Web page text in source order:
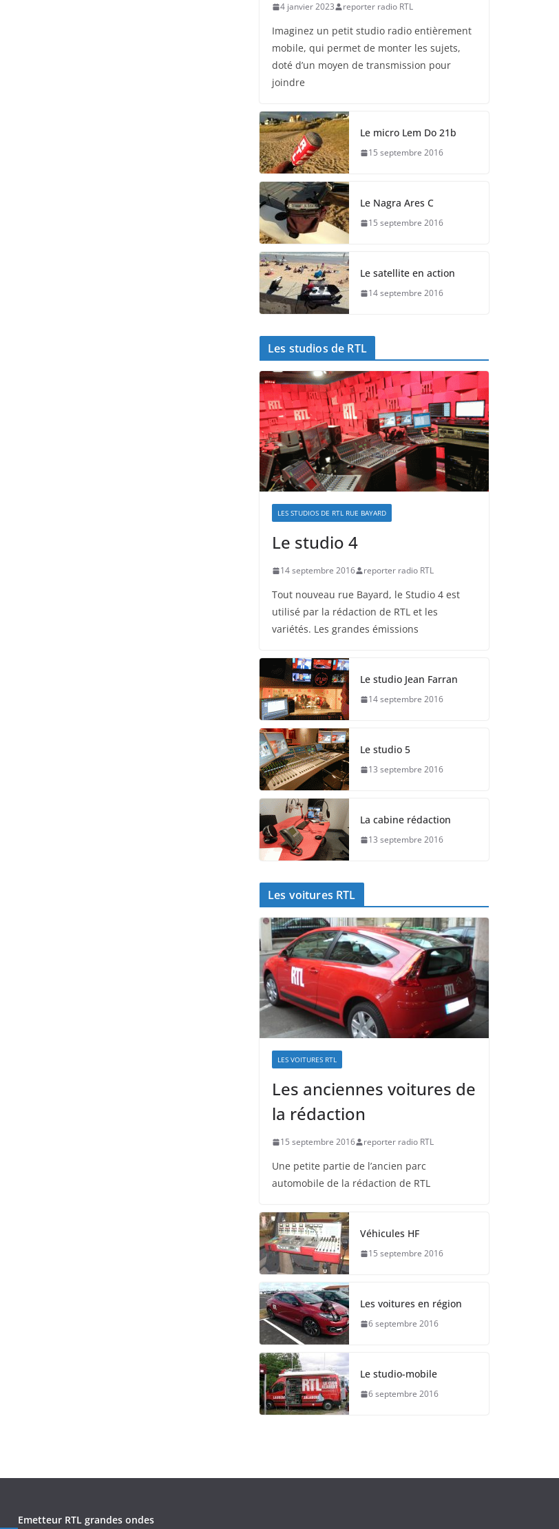
4 janvier 2023 reporter radio RTL
Imaginez un petit studio radio entièrement
mobile, qui permet de monter les sujets,
doté d’un moyen de transmission pour
joindre
Le micro Lem Do 21b
15 septembre 2016
Le Nagra Ares C
15 septembre 2016
Le satellite en action
14 septembre 2016
Les studios de RTL
LES STUDIOS DE RTL RUE BAYARD
Le studio 4
14 septembre 2016 reporter radio RTL
Tout nouveau rue Bayard, le Studio 4 est
utilisé par la rédaction de RTL et les
variétés. Les grandes émissions
Le studio Jean Farran
14 septembre 2016
Le studio 5
13 septembre 2016
La cabine rédaction
13 septembre 2016
Les voitures RTL
LES VOITURES RTL
Les anciennes voitures de
la rédaction
15 septembre 2016 reporter radio RTL
Une petite partie de l’ancien parc
automobile de la rédaction de RTL
Véhicules HF
15 septembre 2016
Les voitures en région
6 septembre 2016
Le studio-mobile
6 septembre 2016
Emetteur RTL grandes ondes